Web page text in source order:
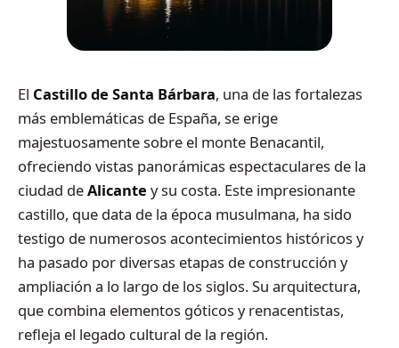
El Castillo de Santa Bárbara, una de las fortalezas
más emblemáticas de España, se erige
majestuosamente sobre el monte Benacantil,
ofreciendo vistas panorámicas espectaculares de la
ciudad deAlicante y su costa. Este impresionante
castillo, que data de la época musulmana, ha sido
testigo de numerosos acontecimientos históricos y
ha pasado por diversas etapas de construcción y
ampliación a lo largo de los siglos. Su arquitectura,
que combina elementos góticos y renacentistas,
refleja el legado cultural de la región.